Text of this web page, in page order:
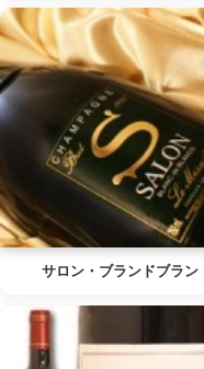
サロン・ブランドブラン